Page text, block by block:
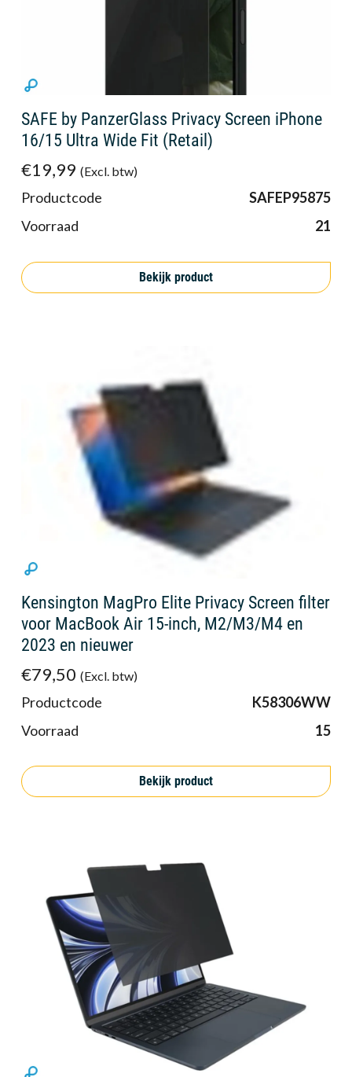
SAFE by PanzerGlass Privacy Screen iPhone
16/15 Ultra Wide Fit (Retail)
€19,99 (Excl. btw)
Productcode
SAFEP95875
Voorraad
21
Bekijk product
Kensington MagPro Elite Privacy Screen filter
voor MacBook Air 15-inch, M2/M3/M4 en
2023 en nieuwer
€79,50 (Excl. btw)
Productcode
K58306WW
Voorraad
15
Bekijk product